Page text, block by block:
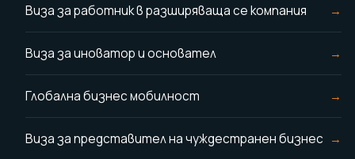
Виза за работник в разширяваща се компания
Виза за иноватор и основател
Глобална бизнес мобилност
Виза за представител на чуждестранен бизнес